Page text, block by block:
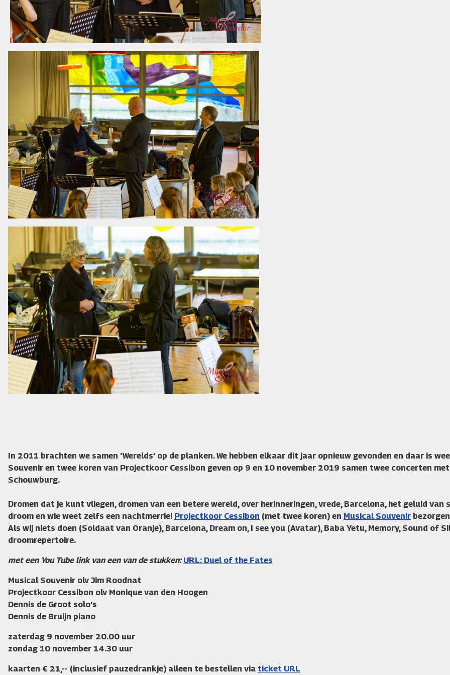
In 2011 brachten we samen ‘Werelds’ op de planken. We hebben elkaar dit jaar opnieuw gevonden en daar is
Souvenir en twee koren van Projectkoor Cessibon geven op 9 en 10 november 2019 samen twee concerten
Schouwburg.
Dromen dat je kunt vliegen, dromen van een betere wereld, over herinneringen, vrede, Barcelona, het geluid
droom en wie weet zelfs een nachtmerrie! Projectkoor Cessibon (met twee koren) en Musical Souvenir
Als wij niets doen (Soldaat van Oranje), Barcelona, Dream on, I see you (Avatar), Baba Yetu, Memory, Sound of
droomrepertoire.
met een You Tube link van een van de stukken:URL: Duel of the Fates
Musical Souvenir olv Jim Roodnat
Projectkoor Cessibon olv Monique van den Hoogen
Dennis de Groot solo’s
Dennis de Bruijn piano
zaterdag 9 november 20.00 uur
zondag 10 november 14.30 uur
kaarten € 21,-- (inclusief pauzedrankje) alleen te bestellen via ticket URL